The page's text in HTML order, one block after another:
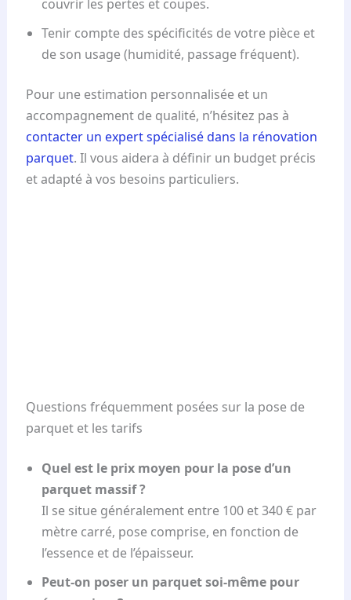
couvrir les pertes et coupes.
Tenir compte des spécificités de votre pièce et
de son usage (humidité, passage fréquent).
Pour une estimation personnalisée et un
accompagnement de qualité, n’hésitez pas à
contacter un expert spécialisé dans la rénovation
parquet. Il vous aidera à définir un budget précis
et adapté à vos besoins particuliers.
Questions fréquemment posées sur la pose de
parquet et les tarifs
Quel est le prix moyen pour la pose d’un
parquet massif ?
Il se situe généralement entre 100 et 340 € par
mètre carré, pose comprise, en fonction de
l’essence et de l’épaisseur.
Peut-on poser un parquet soi-même pour